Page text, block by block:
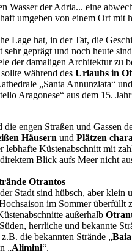
Wasser der Adria... eine
umgeben von einem Ort mit
Lage hat, in der Tat, die
sehr geprägt und noch heute
der damaligen Architektur zu
während des Urlaubs in
„Santa Annunziata“
Aragonese“ aus dem 15.
die engen Straßen und Gassen
Häusern und Plätzen
lebhafte Küstenabschnitt mit
Blick aufs Meer nicht
Otrantos
der Stadt sind hübsch, aber klein
im Sommer überfüllt
außerhalb
herrliche und bekannte
die bekannten Strände „
„Alimini“.